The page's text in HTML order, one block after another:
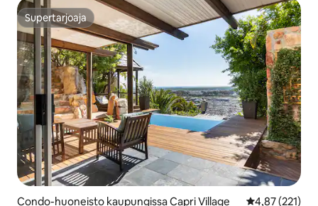
Supertarjoaja
Supertarjoaja
Condo-huoneisto kaupungissa Capri Village
4,87 (221)